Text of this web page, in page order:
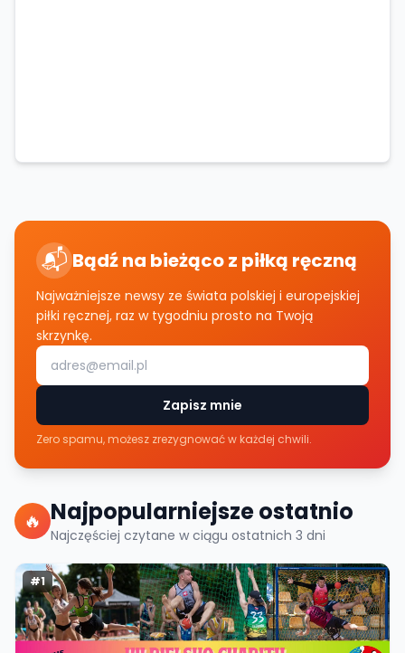
📬 Bądź na bieżąco z piłką ręczną
Najważniejsze newsy ze świata polskiej i europejskiej
piłki ręcznej, raz w tygodniu prosto na Twoją
skrzynkę.
Zapisz mnie
Zero spamu, możesz zrezygnować w każdej chwili.
🔥 Najpopularniejsze ostatnio
Najczęściej czytane w ciągu ostatnich 3 dni
#1